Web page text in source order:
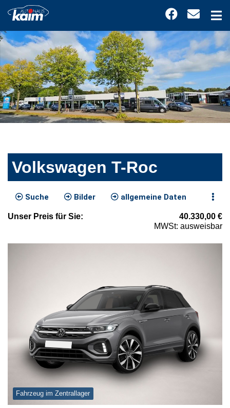
Volkswagen T-Roc
Suche Bilder allgemeine Daten
Unser Preis für Sie: 40.330,00 €
MWSt: ausweisbar
Fahrzeug im Zentrallager